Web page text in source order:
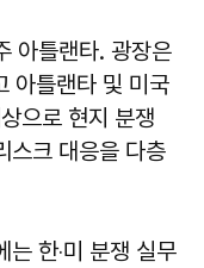
아틀랜타. 광장은
아틀랜타 및 미국
으로 현지 분쟁
스크 대응을 다층
한‧미 분쟁 실무